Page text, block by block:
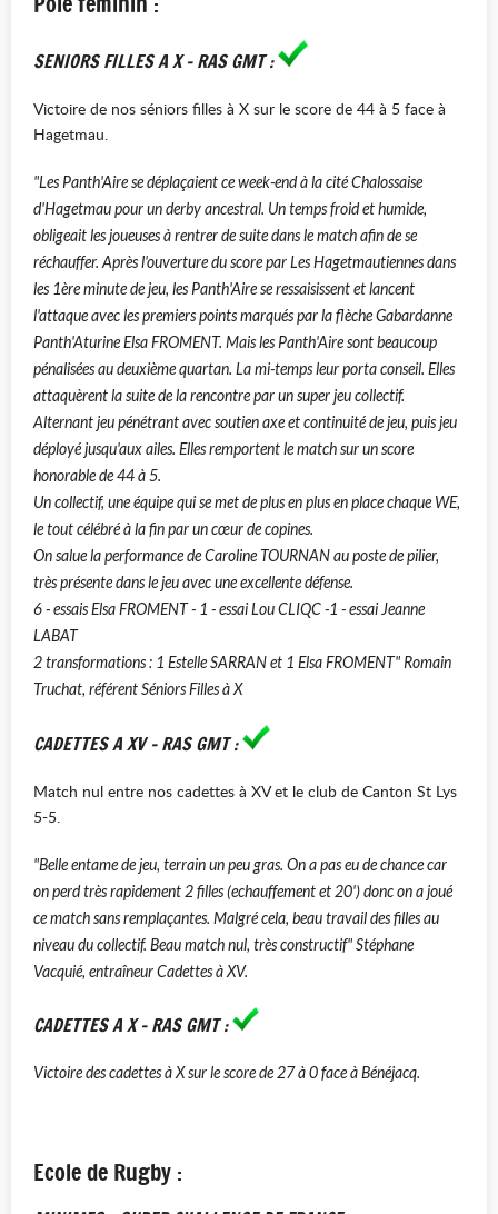
SENIORS FILLES A X - RAS GMT :
Victoire de nos séniors filles à X sur le score de 44 à 5 face à
Hagetmau.
"Les Panth'Aire se déplaçaient ce week-end à la cité Chalossaise
d'Hagetmau pour un derby ancestral. Un temps froid et humide,
obligeait les joueuses à rentrer de suite dans le match afin de se
réchauffer. Après l'ouverture du score par Les Hagetmautiennes dans
les 1ère minute de jeu, les Panth'Aire se ressaisissent et lancent
l'attaque avec les premiers points marqués par la flèche Gabardanne
Panth'Aturine Elsa FROMENT. Mais les Panth'Aire sont beaucoup
pénalisées au deuxième quartan. La mi-temps leur porta conseil. Elles
attaquèrent la suite de la rencontre par un super jeu collectif.
Alternant jeu pénétrant avec soutien axe et continuité de jeu, puis jeu
déployé jusqu'aux ailes. Elles remportent le match sur un score
honorable de 44 à 5.
Un collectif, une équipe qui se met de plus en plus en place chaque WE,
le tout célébré à la fin par un cœur de copines.
On salue la performance de Caroline TOURNAN au poste de pilier,
très présente dans le jeu avec une excellente défense.
6 - essais Elsa FROMENT - 1 - essai Lou CLIQC -1 - essai Jeanne
LABAT
2 transformations : 1 Estelle SARRAN et 1 Elsa FROMENT" Romain
Truchat, référent Séniors Filles à X
CADETTES A XV - RAS GMT :
Match nul entre nos cadettes à XV et le club de Canton St Lys
5-5.
"Belle entame de jeu, terrain un peu gras. On a pas eu de chance car
on perd très rapidement 2 filles (echauffement et 20') donc on a joué
ce match sans remplaçantes. Malgré cela, beau travail des filles au
niveau du collectif. Beau match nul, très constructif" Stéphane
Vacquié, entraîneur Cadettes à XV.
CADETTES A X - RAS GMT :
Victoire des cadettes à X sur le score de 27 à 0 face à Bénéjacq.
Ecole de Rugby :